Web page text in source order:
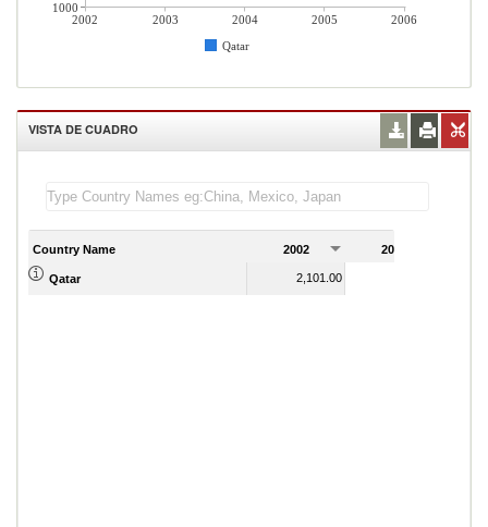
2002 2003 2004 2005
2006
Qatar
1000
VISTA DE CUADRO
Country Name 2002 2003
Qatar 2,101.00